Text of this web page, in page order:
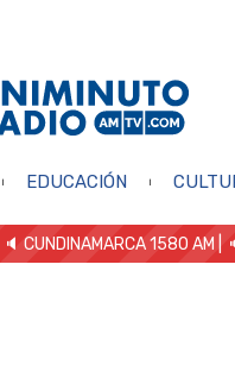
EDUCACIÓN
| 🔈 CUNDINAMARCA 1580 AM |